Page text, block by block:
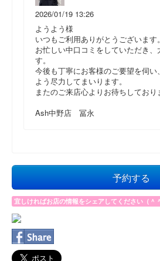
2026/01/19 13:26
ようよう様
いつもご利用ありがとうございます。
お忙しい中口コミをしていただき、
す。
今後も丁寧にお客様のご要望を伺
よう尽力してまいります。
またのご来店心よりお待ちしており
Ash中野店 冨永
予約する
宜しければお店の情報をシェアしてください（＾